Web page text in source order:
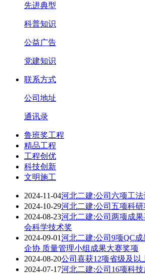
先进典型
科普知识
公益广告
党建知识
联系方式
公司地址
通讯录
鲁班奖工程
精品工程
工程创优
科技创新
文明施工
2024-11-04河北二建:公司六项工
2024-10-29河北二建:公司五项科
2024-08-23河北二建:公司两项成
会科学技术奖
2024-09-01河北二建:公司9项QC
企协 质量管理小组成果大赛奖项
2024-08-20公司喜获12项省级及以
2024-07-17河北二建:公司16项科